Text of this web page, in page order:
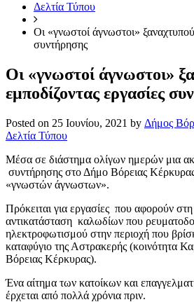
Δελτία Τύπου
Οι «γνωστοί άγνωστοι»
συντήρησης
Οι «γνωστοί άγνωστοι»
εμποδίζοντας εργασίες
Posted on 25 Ιουνίου, 2021 by Δήμος
Δελτία Τύπου
Μέσα σε διάστημα ολίγων ημερών μια
συντήρησης στο Δήμο Βόρειας
«γνωστών άγνωστων».
Πρόκειται για εργασίες που αφορούν
αντικατάσταση καλωδίων που
ηλεκτροφωτισμού στην περιοχή που
καταφύγιο της Αστρακερής (κοινότητα
Βόρειας Κέρκυρας).
Ένα αίτημα των κατοίκων και
έρχεται από πολλά χρόνια πριν.